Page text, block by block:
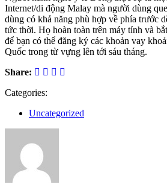
Internet/di động Malay mà người dùng
dùng có khả năng phù hợp về phía trước
tức thời. Họ hoàn toàn trên máy tính và
để bạn có thể đăng ký các khoản vay
Quốc trong từ vựng lên tới sáu tháng.
Share:
Categories:
Uncategorized